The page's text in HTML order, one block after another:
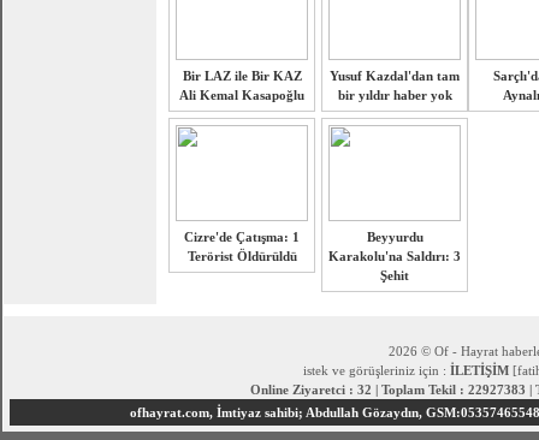
Bir LAZ ile Bir KAZ
Ali Kemal Kasapoğlu
Yusuf Kazdal'dan tam
bir yıldır haber yok
Cizre'de Çatışma: 1
Terörist Öldürüldü
Beyyurdu
Karakolu'na Saldırı: 3
Şehit
2026 © Of - Hayrat
istek ve görüşleriniz için : İLETİŞİM
Online Ziyaretci : 32 | Toplam Tekil : 22927383 |
ofhayrat.com, İmtiyaz sahibi; Abdullah Gözaydın,